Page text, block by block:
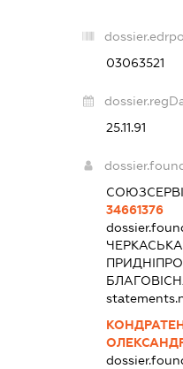
03063521
25.11.91
34661376